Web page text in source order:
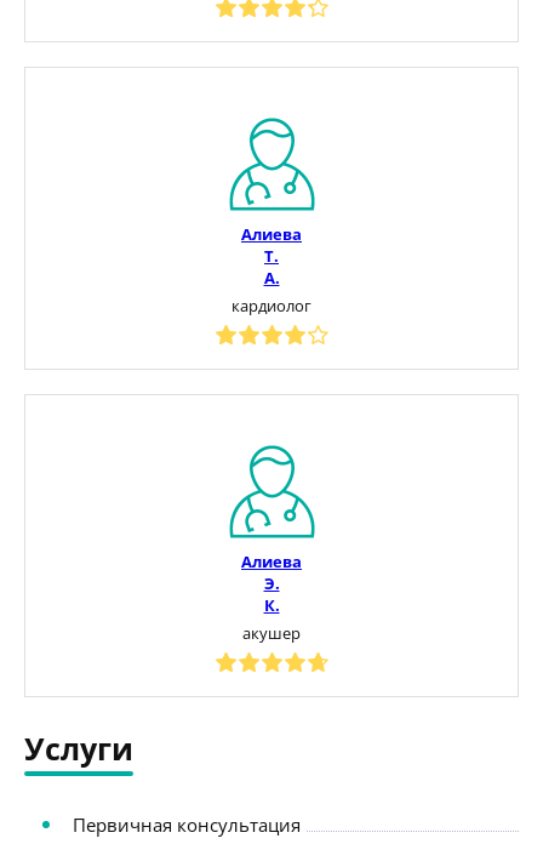
Алиева
Т.
А.
кардиолог
Алиева
Э.
К.
акушер
Услуги
Первичная консультация